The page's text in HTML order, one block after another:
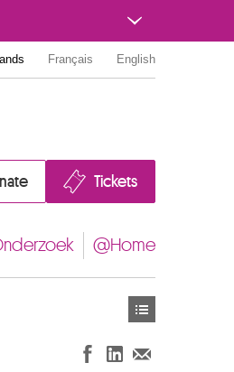
Français English
Tickets
@Home